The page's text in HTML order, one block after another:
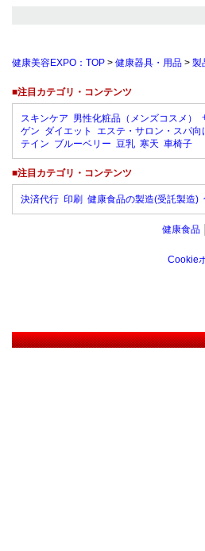
健康美容EXPO：TOP > 健康器具・用品 > 製
■注目カテゴリ・コンテンツ
スキンケア 男性化粧品（メンズコスメ）
ゲン ダイエット エステ・サロン・スパ向
テイン ブルーベリー 豆乳 寒天 車椅子
■注目カテゴリ・コンテンツ
決済代行 印刷 健康食品の製造(受託製造)
健康食品
Cookie